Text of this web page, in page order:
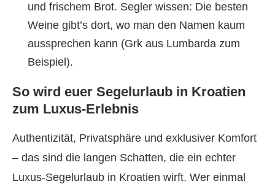
und frischem Brot. Segler wissen: Die besten
Weine gibt’s dort, wo man den Namen kaum
aussprechen kann (Grk aus Lumbarda zum
Beispiel).
So wird euer Segelurlaub in Kroatien
zum Luxus-Erlebnis
Authentizität, Privatsphäre und exklusiver Komfort
– das sind die langen Schatten, die ein echter
Luxus-Segelurlaub in Kroatien wirft. Wer einmal